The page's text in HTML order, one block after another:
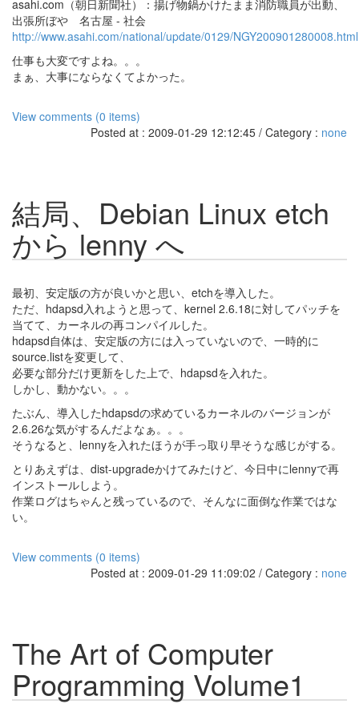
asahi.com（朝日新聞社）：揚げ物鍋かけたまま消防職員が出動、
出張所ぼや 名古屋 - 社会
http://www.asahi.com/national/update/0129/NGY200901280008.html
仕事も大変ですよね。。。
まぁ、大事にならなくてよかった。
View comments (0 items)
Posted at : 2009-01-29 12:12:45 / Category : none
結局、Debian Linux etch
から lenny へ
最初、安定版の方が良いかと思い、etchを導入した。
ただ、hdapsd入れようと思って、kernel 2.6.18に対してパッチを
当てて、カーネルの再コンパイルした。
hdapsd自体は、安定版の方には入っていないので、一時的に
source.listを変更して、
必要な部分だけ更新をした上で、hdapsdを入れた。
しかし、動かない。。。
たぶん、導入したhdapsdの求めているカーネルのバージョンが
2.6.26な気がするんだよなぁ。。。
そうなると、lennyを入れたほうが手っ取り早そうな感じがする。
とりあえずは、dist-upgradeかけてみたけど、今日中にlennyで再
インストールしよう。
作業ログはちゃんと残っているので、そんなに面倒な作業ではな
い。
View comments (0 items)
Posted at : 2009-01-29 11:09:02 / Category : none
The Art of Computer
Programming Volume1